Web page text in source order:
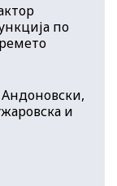
по
и